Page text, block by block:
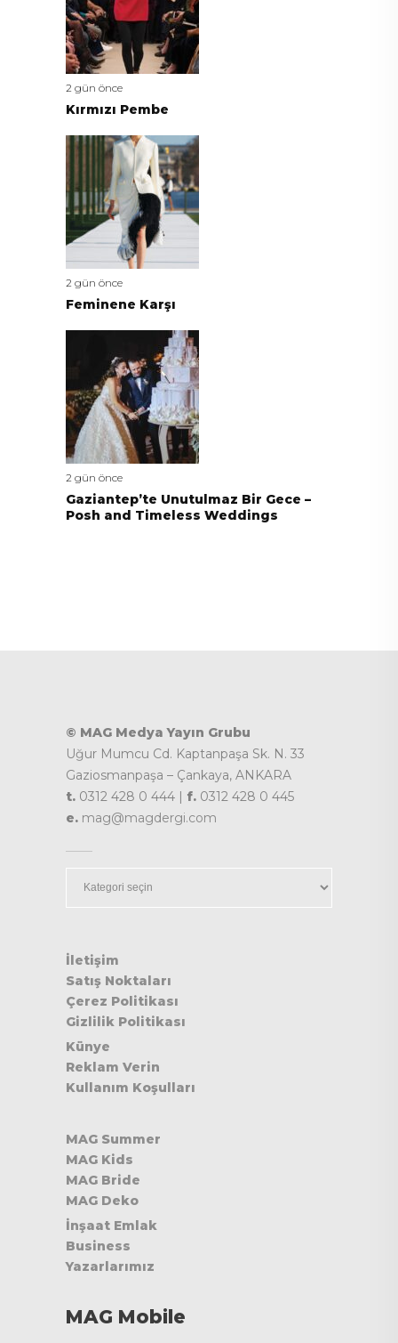
2 gün önce
Kırmızı Pembe
2 gün önce
Feminene Karşı
2 gün önce
Gaziantep’te Unutulmaz Bir Gece –
Posh and Timeless Weddings
© MAG Medya Yayın Grubu
Uğur Mumcu Cd. Kaptanpaşa Sk. N. 33
Gaziosmanpaşa – Çankaya, ANKARA
t. 0312 428 0 444 | f. 0312 428 0 445
e. mag@magdergi.com
İletişim
Satış Noktaları
Çerez Politikası
Gizlilik Politikası
Künye
Reklam Verin
Kullanım Koşulları
MAG Summer
MAG Kids
MAG Bride
MAG Deko
İnşaat Emlak
Business
Yazarlarımız
MAG Mobile